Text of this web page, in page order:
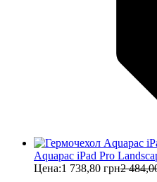
Aquapac iPad Pro
Цена:1 738,80 грн2